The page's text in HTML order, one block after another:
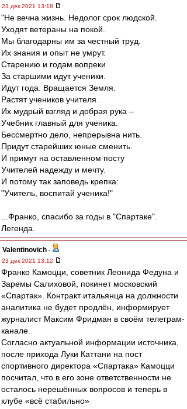
23 дек 2021 13:18
"Не вечна жизнь. Недолог срок людской.
Уходят ветераны на покой.
Мы благодарны им за честный труд.
Их знания и опыт не умрут.
Старению и годам вопреки
За старшими идут ученики.
Идут года. Вращается Земля.
Растят учеников учителя.
Их мудрый взгляд и добрая рука –
Учебник главный для ученика.
Бессмертно дело, непрерывна нить.
Придут старейших юные сменить.
И примут на оставленном посту
Учителей надежду и мечту.
И потому так заповедь крепка:
"Учитель, воспитай ученика!"
...Франко, спасибо за годы в "Спартаке".
Легенда.
Valentinovich -
23 дек 2021 13:12
Франко Камоцци, советник Леонида Федуна и
Заремы Салиховой, покинет московский
«Спартак». Контракт итальянца на должности
аналитика не будет продлён, информирует
журналист Максим Фридман в своём телеграм-
канале.
Согласно актуальной информации источника,
после прихода Луки Каттани на пост
спортивного директора «Спартака» Камоцци
посчитал, что в его зоне ответственности не
осталось нерешённых вопросов и теперь в
клубе «всё стабильно»